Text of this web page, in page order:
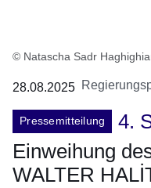
© Natascha Sadr
28.08.2025
Pressemitteilung
4.
Einweihung
WALTER